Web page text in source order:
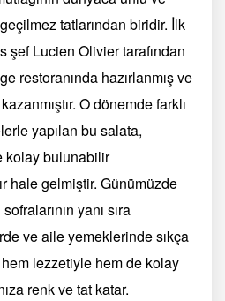
tatlarından biridir. İlk
şef Lucien Olivier tarafından
restoranında hazırlanmış ve
O dönemde farklı
yapılan bu salata,
kolay bulunabilir
hale gelmiştir. Günümüzde
yanı sıra
ve aile yemeklerinde sıkça
lezzetiyle hem de kolay
renk ve tat katar.